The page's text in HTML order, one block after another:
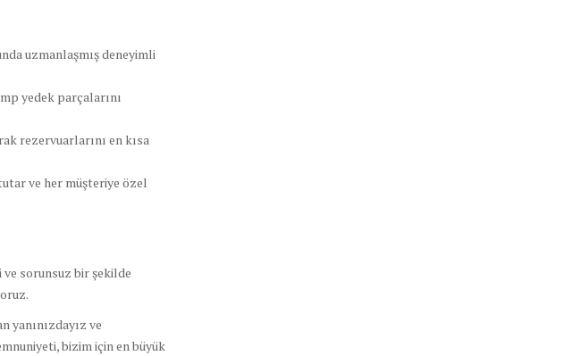
uzmanlaşmış deneyimli
yedek parçalarını
rezervuarlarını en kısa
ve her müşteriye özel
sorunsuz bir şekilde
yanınızdayız ve
bizim için en büyük